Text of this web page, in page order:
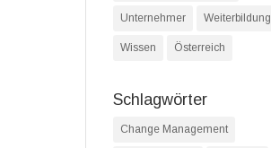
Unternehmer Weiterbildung
Wissen Österreich
Schlagwörter
Change Management